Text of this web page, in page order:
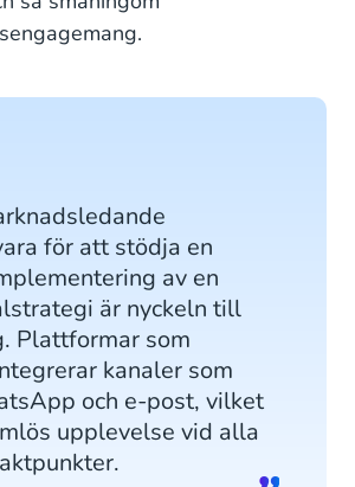
för att stödja en
av en
är nyckeln till
Plattformar som
kanaler som
och e-post, vilket
upplevelse vid alla